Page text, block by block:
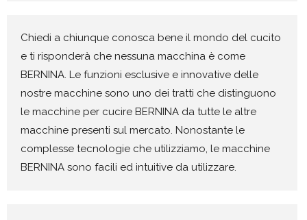
Chiedi a chiunque conosca bene il mondo del cucito
e ti risponderà che nessuna macchina è come
BERNINA. Le funzioni esclusive e innovative delle
nostre macchine sono uno dei tratti che distinguono
le macchine per cucire BERNINA da tutte le altre
macchine presenti sul mercato. Nonostante le
complesse tecnologie che utilizziamo, le macchine
BERNINA sono facili ed intuitive da utilizzare.